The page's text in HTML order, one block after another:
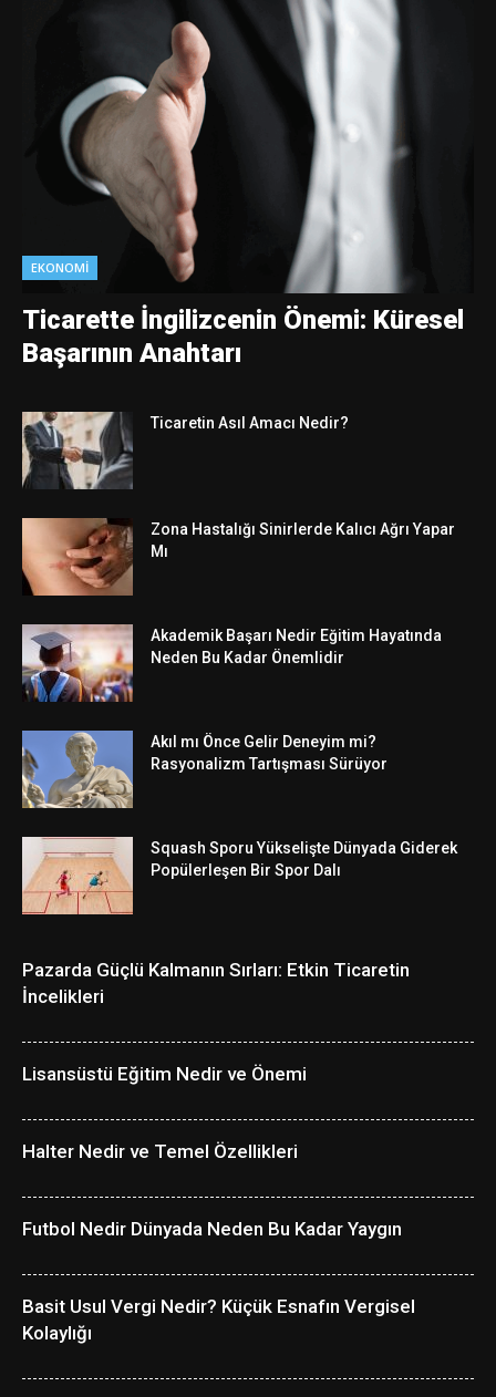
EKONOMI
Ticarette İngilizcenin Önemi: Küresel
Başarının Anahtarı
Ticaretin Asıl Amacı Nedir?
Zona Hastalığı Sinirlerde Kalıcı Ağrı Yapar
Mı
Akademik Başarı Nedir Eğitim Hayatında
Neden Bu Kadar Önemlidir
Akıl mı Önce Gelir Deneyim mi?
Rasyonalizm Tartışması Sürüyor
Squash Sporu Yükselişte Dünyada Giderek
Popülerleşen Bir Spor Dalı
Pazarda Güçlü Kalmanın Sırları: Etkin Ticaretin
İncelikleri
Lisansüstü Eğitim Nedir ve Önemi
Halter Nedir ve Temel Özellikleri
Futbol Nedir Dünyada Neden Bu Kadar Yaygın
Basit Usul Vergi Nedir? Küçük Esnafın Vergisel
Kolaylığı